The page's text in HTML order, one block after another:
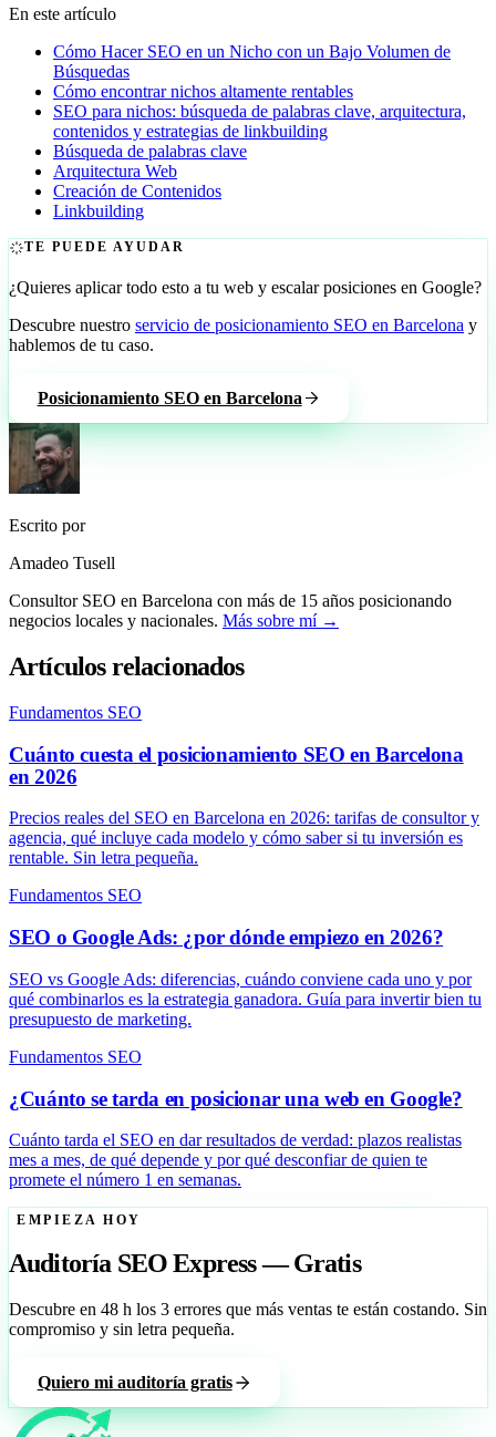
En este artículo
Cómo Hacer SEO en un Nicho con un Bajo Volumen de
Búsquedas
Cómo encontrar nichos altamente rentables
SEO para nichos: búsqueda de palabras clave, arquitectura,
contenidos y estrategias de linkbuilding
Búsqueda de palabras clave
Arquitectura Web
Creación de Contenidos
Linkbuilding
TE PUEDE AYUDAR
¿Quieres aplicar todo esto a tu web y escalar posiciones en Google?
Descubre nuestro servicio de posicionamiento SEO en Barcelona y
hablemos de tu caso.
Posicionamiento SEO en Barcelona
Escrito por
Amadeo Tusell
Consultor SEO en Barcelona con más de 15 años posicionando
negocios locales y nacionales. Más sobre mí →
Artículos relacionados
Fundamentos SEO
Cuánto cuesta el posicionamiento SEO en Barcelona
en 2026
Precios reales del SEO en Barcelona en 2026: tarifas de consultor y
agencia, qué incluye cada modelo y cómo saber si tu inversión es
rentable. Sin letra pequeña.
Fundamentos SEO
SEO o Google Ads: ¿por dónde empiezo en 2026?
SEO vs Google Ads: diferencias, cuándo conviene cada uno y por
qué combinarlos es la estrategia ganadora. Guía para invertir bien tu
presupuesto de marketing.
Fundamentos SEO
¿Cuánto se tarda en posicionar una web en Google?
Cuánto tarda el SEO en dar resultados de verdad: plazos realistas
mes a mes, de qué depende y por qué desconfiar de quien te
promete el número 1 en semanas.
EMPIEZA HOY
Auditoría SEO Express — Gratis
Descubre en 48 h los 3 errores que más ventas te están costando. Sin
compromiso y sin letra pequeña.
Quiero mi auditoría gratis